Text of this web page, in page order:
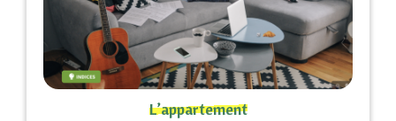
L’appartement